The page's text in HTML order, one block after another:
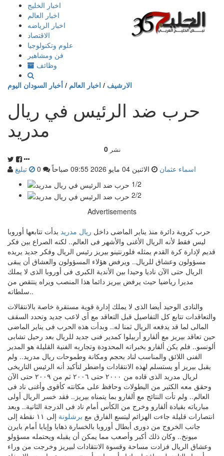
إذهب
المحتوى
اخبار الخليج
اخبار العالم
اخبار الرياضه
الاقتصاد
علوم وتكنولوجيا
فن ومشاهير
وظائف
الارشيف / اخبار العالم / أخبار السودان اليوم
حرب ضد الرئيس في ريال
مدريد
0 نشر
اسماء عثمان الاثنين 04 مايو 2026 09:55 صباحاً
تبليغ
1/2
2/2
Advertisements
حرب كروية دائرة منذ يناير الماضى داخل ريال مدريد بدأت تتابعها أوروبا
ليس فقط لأنه الريال الأغنى والأشهر فى العالم.. لكنه الصراع بين فكر
قديم لإدارة كرة القدم يمثله فلورنتينو بيريز رئيس الريال وفكر جديد يريده
مسؤولون وعشاق للريال.. ويرفض هؤلاء المسؤولون والعشاق أن يبقى
الريال حتى الآن ناديا وحيدا بين الأندية الكبرى فى أوروبا الذى لا يملك
مديرا رياضيا حيث يرفض بيريز دائما هذا المنصب ويراه ينتقص من
سلطاته..
والنادى الوحيد أيضا الذى لا يملك إدارة قوية مستقرة خاصة بالانتقالات
والتعاقدات تتابع كل التفاصيل قبل التعاقد مع أى لاعب جديد وتحدد السقف
المالى لما قد يدفعه الريال ثمنا له.. وبدأت هذه الحرب فى يناير الماضى
حين تعاقد بيريز مع ألفارو أربيلوا كمدير فنى جديد للريال بعد رحيل تشابى
ألونسو.. فلم يكن ألفارو بخبراته المحدودة وتجاربه الفنية القليلة هو المدير
الفنى اللائق والمناسب لناد بحجم ومكانة وطموحات ريال مدريد.. ولم
يقبل بيريز أو يستسلم لهذه الانتقادات واضطر لتأكيد أنه الرئيس التاريخى
لريال مدريد الذى قاده من ٢٠٠٠ حتى ٢٠٠٦ ثم من ٢٠٠٩ حتى الآن
وحقق معه الكثير من البطولات وحافظ على مكانته كأقوى وأغنى ناد فى
العالم.. ولم تأت النتائج مع ألفارو بما يتمناه بيريز.. فقد خسر الريال أولى
مبارياته بقيادة ألفارو وخرج من الكأس أمام ناد فى الدرجة الثانية.. وبعد
انتصارات قليلة جاءت الهزائم ليتسع الفارق مع برشلونة
إلى ١١ نقطة إلى
جانب الخروج من دورى أبطال أوروبا بالخسارة ذهابا وإيابا أمام بايرن
ميونخ.. وكان ذلك أكبر وأصعب مما يمكن أن يقبله ويحتمله مسؤولو
وعشاق الريال فزادت مساحة وقسوة الانتقادات لبيريز وخرجت من وراء